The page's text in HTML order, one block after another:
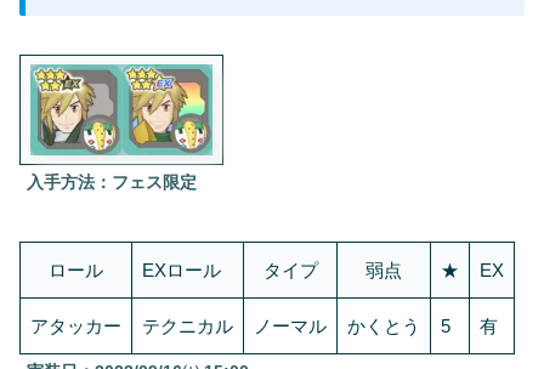
入手方法：フェス限定
ロール EXロール タイプ 弱点 ★ EX
アタッカー テクニカル ノーマル かくとう 5 有